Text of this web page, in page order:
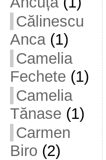
Călinescu
Anca(1)
Camelia
Fechete (1)
Camelia
Tănase (1)
Carmen
Biro (2)